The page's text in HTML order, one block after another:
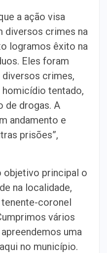
a ação visa
diversos crimes na
logramos êxito na
Eles foram
crimes,
tentado,
de drogas. A
andamento e
prisões”,
objetivo principal o
na localidade,
coronel
vários
uma
no município.